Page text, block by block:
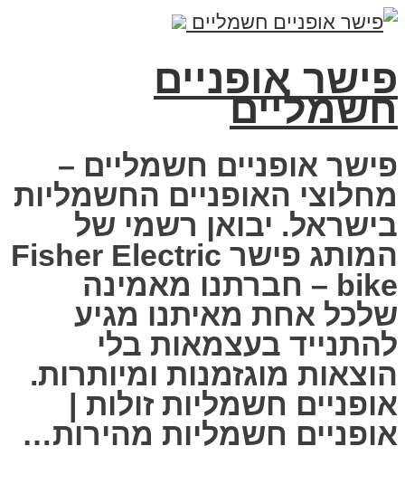
פישר אופניים
חשמליים
פישר אופניים חשמליים –
מחלוצי האופניים החשמליות
בישראל. יבואן רשמי של
המותג פישר Fisher Electric
bike – חברתנו מאמינה
שלכל אחת מאיתנו מגיע
להתנייד בעצמאות בלי
הוצאות מוגזמנות ומיותרות.
אופניים חשמליות זולות |
אופניים חשמליות מהירות…